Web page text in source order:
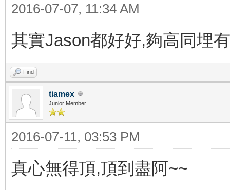
2016-07-07, 11:34 AM
其實Jason都好好,夠高同埋
Find
tiamex
Junior Member
2016-07-11, 03:53 PM
真心無得頂,頂到盡阿~~